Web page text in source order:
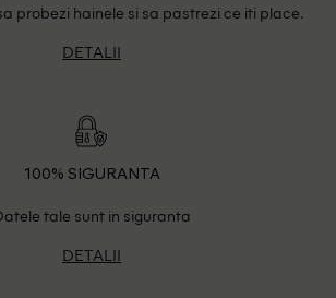
probezi hainele si sa pastrezi ce iti place.
DETALII
100% SIGURANTA
tale sunt in siguranta
DETALII